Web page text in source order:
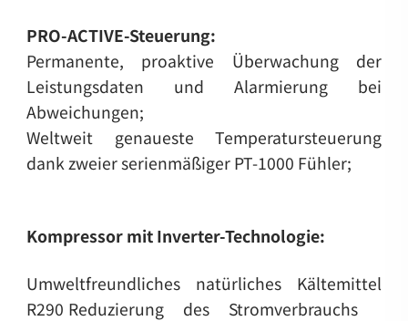
PRO-ACTIVE-Steuerung:
Permanente, proaktive Überwachung der
Leistungsdaten und Alarmierung bei
Abweichungen;
Weltweit genaueste Temperatursteuerung
dank zweier serienmäßiger PT-1000 Fühler;
Kompressor mit Inverter-Technologie:
Umweltfreundliches natürliches Kältemittel
R290 Reduzierung des Stromverbrauchs